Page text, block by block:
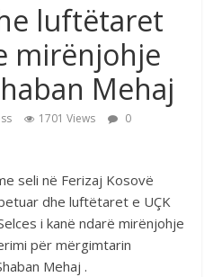
luftëtaret
mirënjohje
Mehaj
1701 Views
0
seli në Ferizaj Kosovë
dhe luftëtaret e UÇK
i kanë ndarë mirënjohje
për mërgimtarin
Mehaj .